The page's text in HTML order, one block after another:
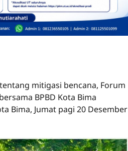
mitigasi bencana, Forum
BPBD Kota Bima
Bima, Jumat pagi 20 Desember